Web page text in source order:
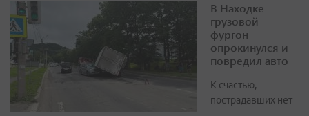
В Находке
грузовой
фургон
опрокинулся и
повредил авто
К счастью,
пострадавших нет